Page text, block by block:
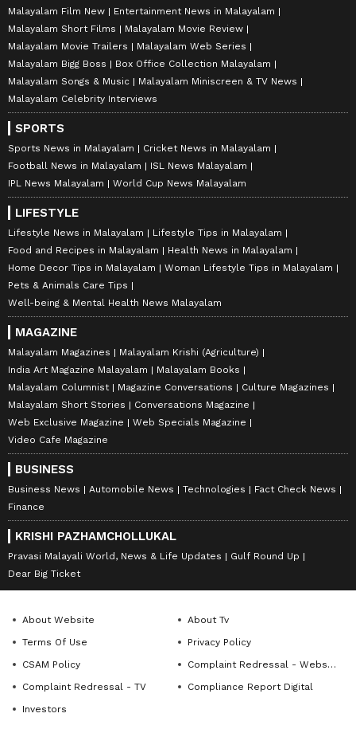
Malayalam Film New
Entertainment News in Malayalam
Malayalam Short Films
Malayalam Movie Review
Malayalam Movie Trailers
Malayalam Web Series
Malayalam Bigg Boss
Box Office Collection Malayalam
Malayalam Songs & Music
Malayalam Miniscreen & TV News
Malayalam Celebrity Interviews
SPORTS
Sports News in Malayalam
Cricket News in Malayalam
Football News in Malayalam
ISL News Malayalam
IPL News Malayalam
World Cup News Malayalam
LIFESTYLE
Lifestyle News in Malayalam
Lifestyle Tips in Malayalam
Food and Recipes in Malayalam
Health News in Malayalam
Home Decor Tips in Malayalam
Woman Lifestyle Tips in Malayalam
Pets & Animals Care Tips
Well-being & Mental Health News Malayalam
MAGAZINE
Malayalam Magazines
Malayalam Krishi (Agriculture)
India Art Magazine Malayalam
Malayalam Books
Malayalam Columnist
Magazine Conversations
Culture Magazines
Malayalam Short Stories
Conversations Magazine
Web Exclusive Magazine
Web Specials Magazine
Video Cafe Magazine
BUSINESS
Business News Automobile News Technologies
Fact Check News
Finance
KRISHI PAZHAMCHOLLUKAL
Pravasi Malayali World, News & Life Updates
Gulf Round Up
Dear Big Ticket
About Website
About Tv
Terms Of Use
Privacy Policy
CSAM Policy
Complaint Redressal - Website
Complaint Redressal - TV
Compliance Report Digital
Investors